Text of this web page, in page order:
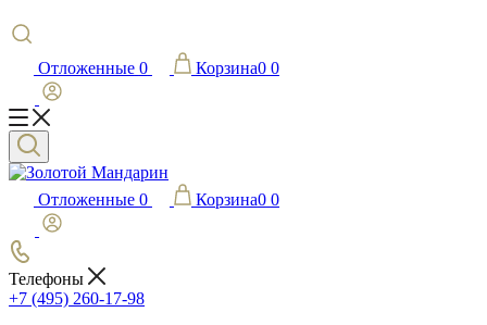
Отложенные 0 Корзина0 0
Отложенные 0 Корзина0 0
Телефоны
+7 (495) 260-17-98